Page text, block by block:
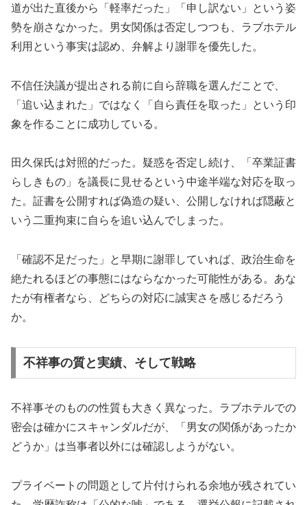
道が出た直後から「軽率だった」「申し訳ない」という姿
勢を崩さなかった。男女関係は否定しつつも、ラブホテル
利用という事実は認め、弁解より謝罪を優先した。
不信任決議が提出される前に自ら辞職を選んだことで、
「追い込まれた」ではなく「自ら責任を取った」という印
象を作ることに成功している。
田久保氏は対照的だった。疑惑を否定し続け、「卒業証書
らしきもの」を議長に見せるという中途半端な対応を取っ
た。証書を公開すれば偽造の疑い、公開しなければ隠蔽と
いう二重拘束に自らを追い込んでしまった。
「確認不足だった」と早期に謝罪していれば、政治生命を
絶たれるほどの事態にはならなかった可能性がある。あな
たが有権者なら、どちらの対応に誠実さを感じるだろう
か。
不祥事の質と実績、そして戦略
不祥事そのものの性質も大きく異なった。ラブホテルでの
密会は確かにスキャンダルだが、「男女の関係があったか
どうか」は当事者以外には確認しようがない。
プライベートの問題として片付けられる余地が残されてい